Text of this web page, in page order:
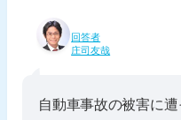
回答者
庄司友哉
自動車事故の被害に